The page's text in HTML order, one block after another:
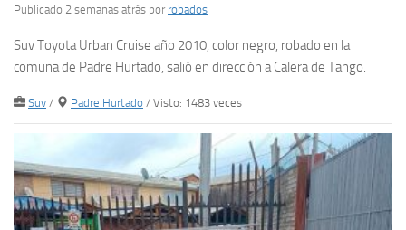
Publicado 2 semanas atrás por robados
Suv Toyota Urban Cruise año 2010, color negro, robado en la
comuna de Padre Hurtado, salió en dirección a Calera de Tango.
Suv / Padre Hurtado / Visto: 1483 veces